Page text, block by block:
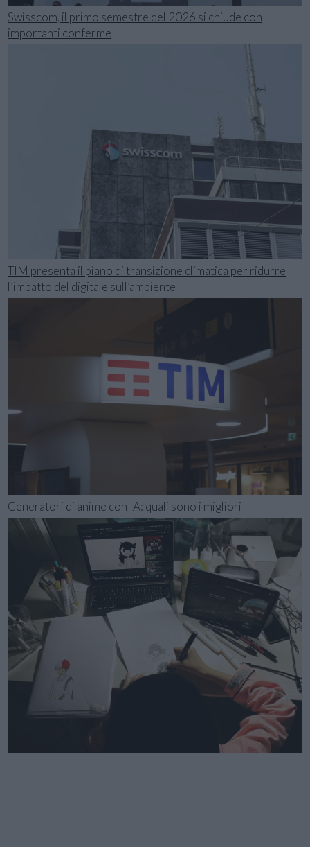
Swisscom, il primo semestre del 2026 si chiude con
importanti conferme
TIM presenta il piano di transizione climatica per ridurre
l’impatto del digitale sull’ambiente
Generatori di anime con IA: quali sono i migliori